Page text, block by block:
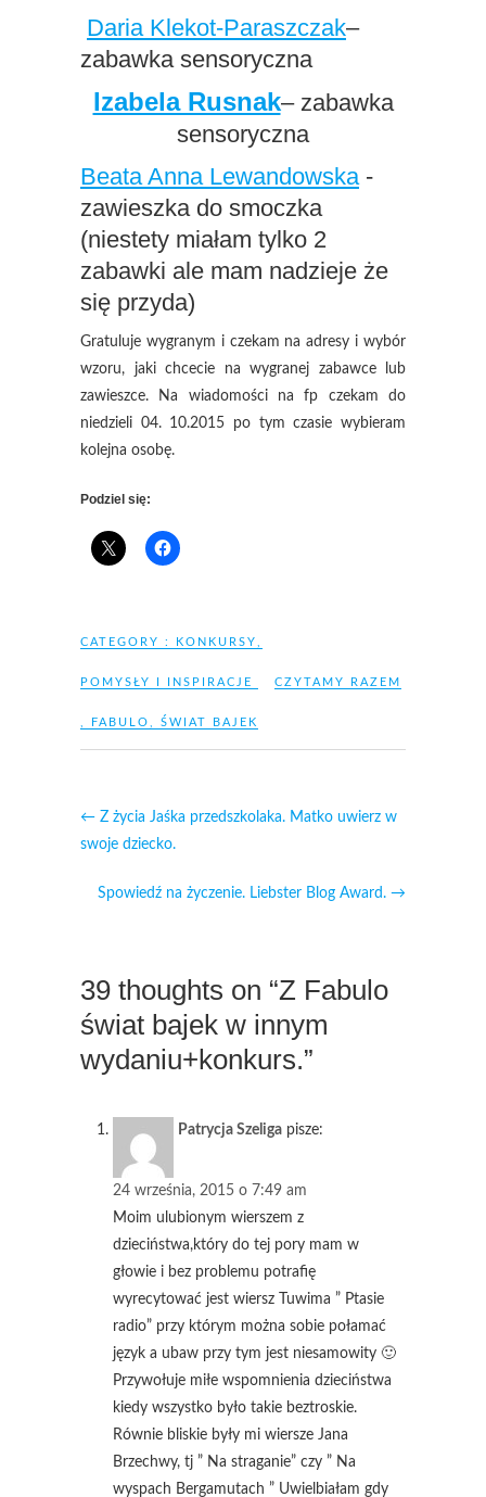
Daria Klekot-Paraszczak–
zabawka sensoryczna
Izabela Rusnak– zabawka
sensoryczna
Beata Anna Lewandowska-
zawieszka do smoczka
(niestety miałam tylko 2
zabawki ale mam nadzieje że
się przyda)
Gratuluje wygranym i czekam na adresy i wybór
wzoru, jaki chcecie na wygranej zabawce lub
zawieszce. Na wiadomości na fp czekam do
niedzieli 04. 10.2015 po tym czasie wybieram
kolejna osobę.
Podziel się:
CATEGORY : KONKURSY
POMYSŁY I INSPIRACJE CZYTAMY RAZEM
FABULO ŚWIAT BAJEK
← Z życia Jaśka przedszkolaka. Matko uwierz w
swoje dziecko.
Spowiedź na życzenie. Liebster Blog Award. →
39 thoughts on “Z Fabulo
świat bajek w innym
wydaniu+konkurs.”
Patrycja Szeliga pisze:
24 września, 2015 o 7:49 am
Moim ulubionym wierszem z
dzieciństwa,który do tej pory mam w
głowie i bez problemu potrafię
wyrecytować jest wiersz Tuwima ” Ptasie
radio” przy którym można sobie połamać
język a ubaw przy tym jest niesamowity 🙂
Przywołuje miłe wspomnienia dzieciństwa
kiedy wszystko było takie beztroskie.
Równie bliskie były mi wiersze Jana
Brzechwy, tj ” Na straganie” czy ” Na
wyspach Bergamutach ” Uwielbiałam gdy